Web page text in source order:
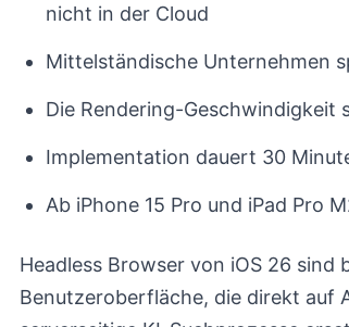
nicht in der Cloud
Mittelständische Unternehmen
Die Rendering-Geschwindigkeit
Implementation dauert 30
Ab iPhone 15 Pro und iPad Pro
Headless Browser von iOS 26
Benutzeroberfläche, die direkt auf